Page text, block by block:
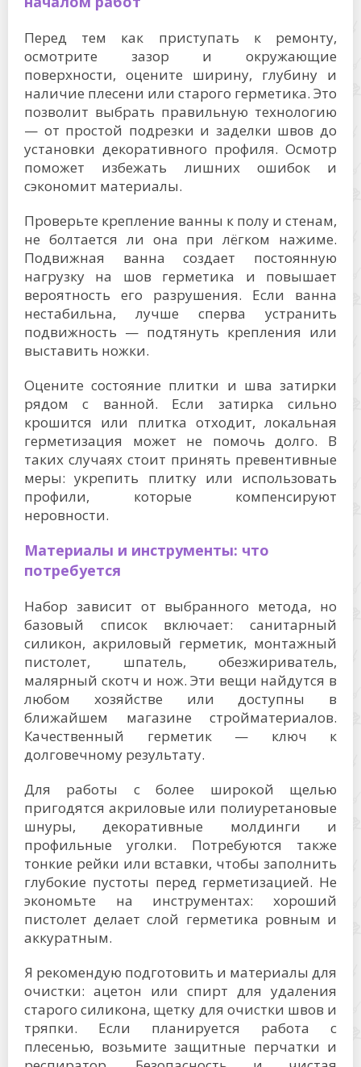
Перед тем как приступать к ремонту,
осмотрите зазор и окружающие
поверхности, оцените ширину, глубину и
наличие плесени или старого герметика. Это
позволит выбрать правильную технологию
— от простой подрезки и заделки швов до
установки декоративного профиля. Осмотр
поможет избежать лишних ошибок и
сэкономит материалы.
Проверьте крепление ванны к полу и стенам,
не болтается ли она при лёгком нажиме.
Подвижная ванна создает постоянную
нагрузку на шов герметика и повышает
вероятность его разрушения. Если ванна
нестабильна, лучше сперва устранить
подвижность — подтянуть крепления или
выставить ножки.
Оцените состояние плитки и шва затирки
рядом с ванной. Если затирка сильно
крошится или плитка отходит, локальная
герметизация может не помочь долго. В
таких случаях стоит принять превентивные
меры: укрепить плитку или использовать
профили, которые компенсируют
неровности.
Материалы и инструменты: что
потребуется
Набор зависит от выбранного метода, но
базовый список включает: санитарный
силикон, акриловый герметик, монтажный
пистолет, шпатель, обезжириватель,
малярный скотч и нож. Эти вещи найдутся в
любом хозяйстве или доступны в
ближайшем магазине стройматериалов.
Качественный герметик — ключ к
долговечному результату.
Для работы с более широкой щелью
пригодятся акриловые или полиуретановые
шнуры, декоративные молдинги и
профильные уголки. Потребуются также
тонкие рейки или вставки, чтобы заполнить
глубокие пустоты перед герметизацией. Не
экономьте на инструментах: хороший
пистолет делает слой герметика ровным и
аккуратным.
Я рекомендую подготовить и материалы для
очистки: ацетон или спирт для удаления
старого силикона, щетку для очистки швов и
тряпки. Если планируется работа с
плесенью, возьмите защитные перчатки и